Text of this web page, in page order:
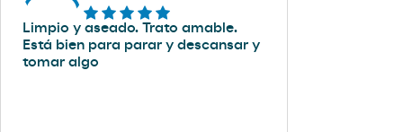
Limpio y aseado. Trato amable.
Está bien para parar y descansar y
tomar algo